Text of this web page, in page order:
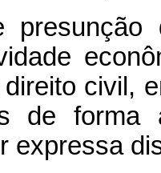
civil,
de forma
expressa